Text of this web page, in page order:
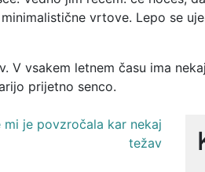
vrtove. Lepo se
vsakem letnem času ima
prijetno senco.
je povzročala kar nekaj
težav